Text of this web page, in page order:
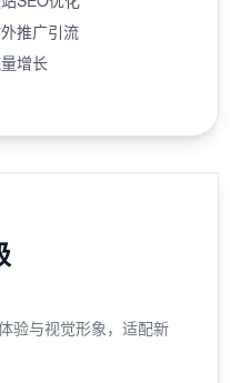
推广引流
增长
验与视觉形象，适配新